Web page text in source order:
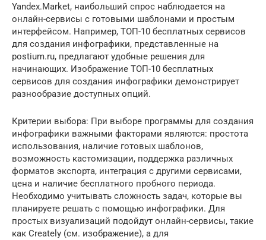
Yandex.Market, наибольший спрос наблюдается на
онлайн-сервисы с готовыми шаблонами и простым
интерфейсом. Например, ТОП-10 бесплатных сервисов
для создания инфографики, представленные на
postium.ru, предлагают удобные решения для
начинающих. Изображение ТОП-10 бесплатных
сервисов для создания инфографики демонстрирует
разнообразие доступных опций.
Критерии выбора: При выборе программы для создания
инфографики важными факторами являются: простота
использования, наличие готовых шаблонов,
возможность кастомизации, поддержка различных
форматов экспорта, интеграция с другими сервисами,
цена и наличие бесплатного пробного периода.
Необходимо учитывать сложность задач, которые вы
планируете решать с помощью инфографики. Для
простых визуализаций подойдут онлайн-сервисы, такие
как Creately (см. изображение), а для